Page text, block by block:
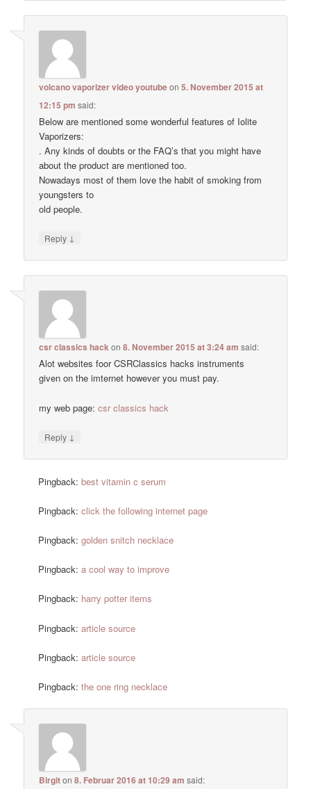
volcano vaporizer video youtubeon5. November 2015 at
12:15 pm said:
Below are mentioned some wonderful features of Iolite
Vaporizers:
. Any kinds of doubts or the FAQ’s that you might have
about the product are mentioned too.
Nowadays most of them love the habit of smoking from
youngsters to
old people.
Reply ↓
csr classics hackon8. November 2015 at 3:24 am said:
Alot websites foor CSRClassics hacks instruments
given on the imternet however you must pay.
my web page:csr classics hack
Reply ↓
Pingback:best vitamin c serum
Pingback:click the following internet page
Pingback:golden snitch necklace
Pingback:a cool way to improve
Pingback: harry potter items
Pingback:article source
Pingback:article source
Pingback:the one ring necklace
Birgiton8. Februar 2016 at 10:29 am said: